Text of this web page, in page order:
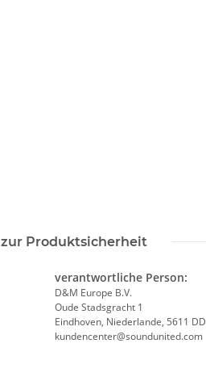
Produktsicherheit
verantwortliche Person:
D&M Europe B.V.
Oude Stadsgracht 1
Eindhoven, Niederlande, 5611 DD
kundencenter@soundunited.com